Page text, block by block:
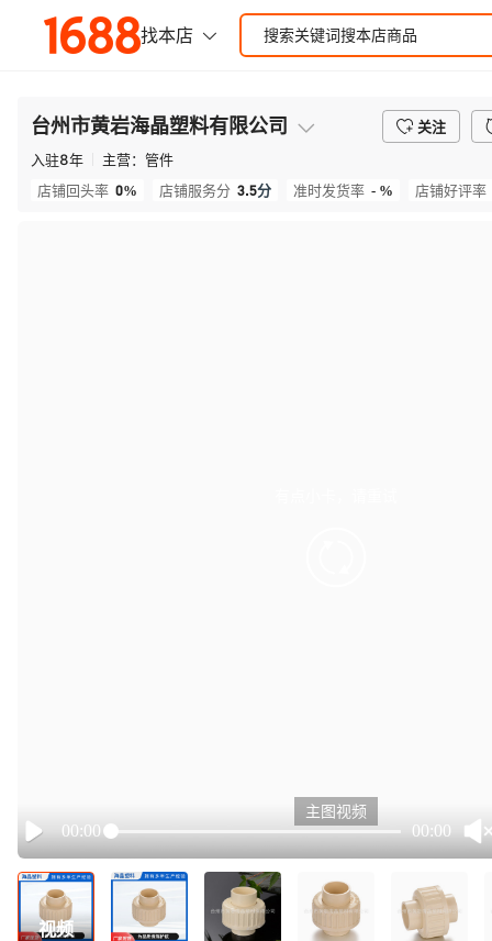
台州市黄岩海晶塑料有限公司
关注
入驻8年 主营： 管件
店铺回头率 0% 店铺服务分 3.5分 准时发货率 - % 店铺好评率
Play
00:00 00:00
主图视频
视频